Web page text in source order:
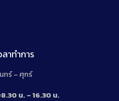
ลาทำการ
ทร์ – ศุกร์
น. – 16.30 น.